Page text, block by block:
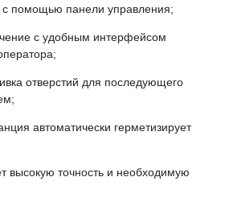
с помощью панели управления;
с удобным интерфейсом
отверстий для последующего
автоматически герметизирует
высокую точность и необходимую